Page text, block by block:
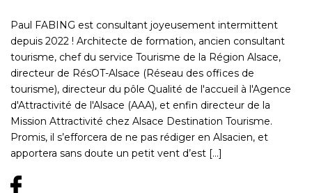
Paul FABING est consultant joyeusement intermittent
depuis 2022 ! Architecte de formation, ancien consultant
tourisme, chef du service Tourisme de la Région Alsace,
directeur de RésOT-Alsace (Réseau des offices de
tourisme), directeur du pôle Qualité de l'accueil à l'Agence
d'Attractivité de l'Alsace (AAA), et enfin directeur de la
Mission Attractivité chez Alsace Destination Tourisme.
Promis, il s’efforcera de ne pas rédiger en Alsacien, et
apportera sans doute un petit vent d’est [...]